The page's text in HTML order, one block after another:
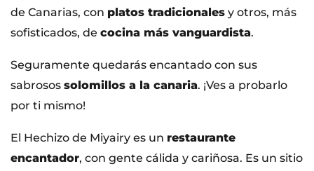
de Canarias, con platos tradicionales y otros, más
sofisticados, de cocina más vanguardista.
Seguramente quedarás encantado con sus
sabrosos solomillos a la canaria. ¡Ves a probarlo
por ti mismo!
El Hechizo de Miyairy es un restaurante
encantador, con gente cálida y cariñosa. Es un sitio